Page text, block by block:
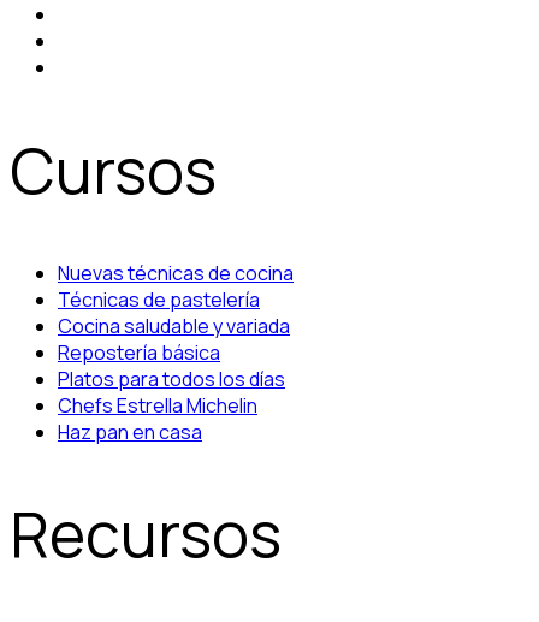
Cursos
Nuevas técnicas de cocina
Técnicas de pastelería
Cocina saludable y variada
Repostería básica
Platos para todos los días
Chefs Estrella Michelin
Haz pan en casa
Recursos